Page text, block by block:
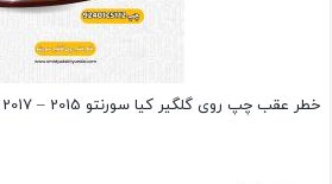
خطر عقب چپ روی گلگیر کیا سورنتو 2015 – 2017 کد 92401c5112 اصلی